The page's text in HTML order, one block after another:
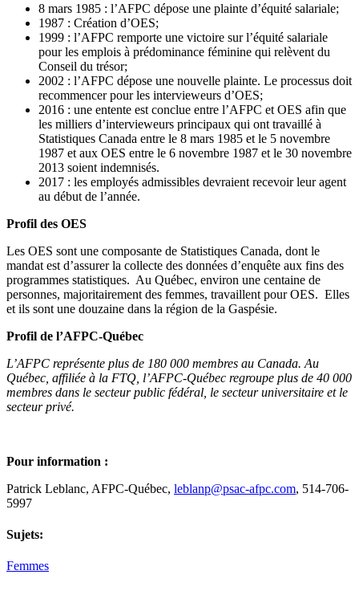
8 mars 1985 : l’AFPC dépose une plainte d’équité salariale;
1987 : Création d’OES;
1999 : l’AFPC remporte une victoire sur l’équité salariale
pour les emplois à prédominance féminine qui relèvent du
Conseil du trésor;
2002 : l’AFPC dépose une nouvelle plainte. Le processus doit
recommencer pour les intervieweurs d’OES;
2016 : une entente est conclue entre l’AFPC et OES afin que
les milliers d’intervieweurs principaux qui ont travaillé à
Statistiques Canada entre le 8 mars 1985 et le 5 novembre
1987 et aux OES entre le 6 novembre 1987 et le 30 novembre
2013 soient indemnisés.
2017 : les employés admissibles devraient recevoir leur agent
au début de l’année.
Profil des OES
Les OES sont une composante de Statistiques Canada, dont le
mandat est d’assurer la collecte des données d’enquête aux fins des
programmes statistiques. Au Québec, environ une centaine de
personnes, majoritairement des femmes, travaillent pour OES. Elles
et ils sont une douzaine dans la région de la Gaspésie.
Profil de l’AFPC-Québec
L’AFPC représente plus de 180 000 membres au Canada. Au
Québec, affiliée à la FTQ, l’AFPC‑Québec regroupe plus de 40 000
membres dans le secteur public fédéral, le secteur universitaire et le
secteur privé.
Pour information :
Patrick Leblanc, AFPC-Québec, leblanp@psac-afpc.com, 514-706-
5997
Sujets:
Femmes